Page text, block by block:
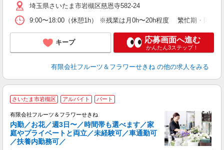
埼玉県さいたま市岩槻区慈恩寺582-24
9:00〜18:00（休憩1h） ※残業は月0h〜20h程度 繁忙期・閑
キープ 応募画面へ進む
かんたん3ステップ！
有限会社フルーツ＆フラワーせきね の他の求人をみる
さいたま市岩槻区 アルバイト パート
有限会社フルーツ＆フラワーせきね
内勤／お花／週3日〜／時間帯も選べます／家
庭やプライベートと両立／未経験可／車通勤可
／扶養内勤務可／